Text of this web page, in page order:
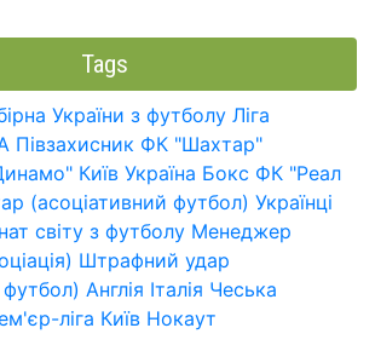
Tags
України з футболу Ліга
Півзахисник ФК "Шахтар"
Київ Україна Бокс ФК "Реал
(асоціативний футбол) Українці
світу з футболу Менеджер
Штрафний удар
Англія Італія Чеська
ліга Київ Нокаут